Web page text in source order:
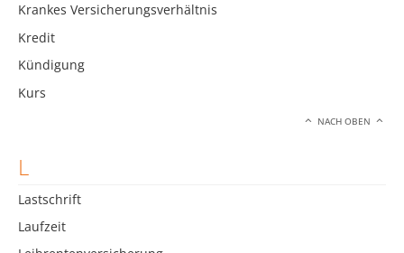
Krankes Versicherungsverhältnis
Kredit
Kündigung
Kurs
NACH OBEN
L
Lastschrift
Laufzeit